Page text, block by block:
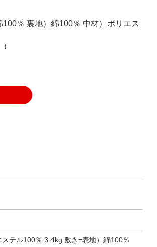
％ 裏地）綿100％ 中材）ポリエス
テル100％ 3.4kg 敷き=表地）綿100％